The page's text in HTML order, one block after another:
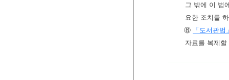
그 밖에 이 법
요한 조치를
⑧
「도서관법
자료를 복제